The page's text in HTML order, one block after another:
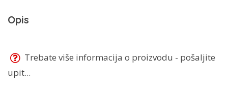
Opis
Trebate više informacija o proizvodu - pošaljite
upit...